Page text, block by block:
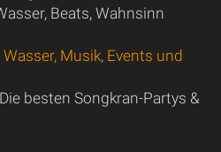
Beats, Wahnsinn
Musik, Events und
besten Songkran-Partys &